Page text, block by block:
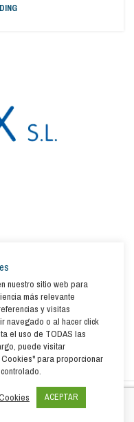
Website created by
nuestro sitio web para
más relevante
y visitas
navegado o al hacer click
el uso de TODAS las
puede visitar
para proporcionar
ACEPTAR